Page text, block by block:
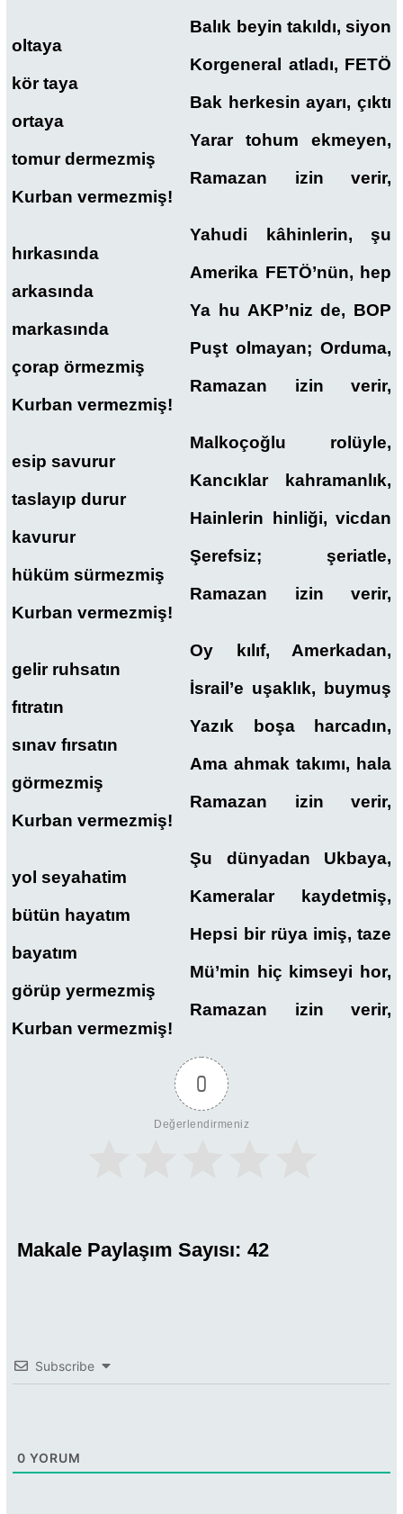
Balık beyin takıldı, siyon
oltaya
Korgeneral atladı, FETÖ
kör taya
Bak herkesin ayarı, çıktı
ortaya
Yarar tohum ekmeyen,
tomur dermezmiş
Ramazan izin verir,
Kurban vermezmiş!
Yahudi kâhinlerin, şu
hırkasında
Amerika FETÖ’nün, hep
arkasında
Ya hu AKP’niz de, BOP
markasında
Puşt olmayan; Orduma,
çorap örmezmiş
Ramazan izin verir,
Kurban vermezmiş!
Malkoçoğlu rolüyle,
esip savurur
Kancıklar kahramanlık,
taslayıp durur
Hainlerin hinliği, vicdan
kavurur
Şerefsiz; şeriatle,
hüküm sürmezmiş
Ramazan izin verir,
Kurban vermezmiş!
Oy kılıf, Amerkadan,
gelir ruhsatın
İsrail’e uşaklık, buymuş
fıtratın
Yazık boşa harcadın,
sınav fırsatın
Ama ahmak takımı, hala
görmezmiş
Ramazan izin verir,
Kurban vermezmiş!
Şu dünyadan Ukbaya,
yol seyahatim
Kameralar kaydetmiş,
bütün hayatım
Hepsi bir rüya imiş, taze
bayatım
Mü’min hiç kimseyi hor,
görüp yermezmiş
Ramazan izin verir,
Kurban vermezmiş!
0
Değerlendirmeniz
Makale Paylaşım Sayısı: 42
Subscribe
0 YORUM